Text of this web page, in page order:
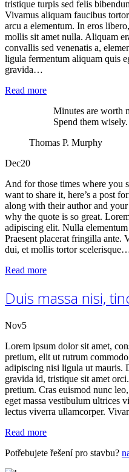
tristique turpis sed felis
Vivamus aliquam faucibus
arcu a elementum. In eros
mollis sit amet nulla. Aliquam
convallis sed venenatis a,
ligula fermentum aliquam quis
gravida…
Read more
Minutes are worth
Spend them wisely.
Thomas P. Murphy
Dec20
And for those times where you
want to share it, here’s a post
along with their author and
why the quote is so great.
adipiscing elit. Nulla
Praesent placerat fringilla ante.
dui, et mollis tortor
Read more
Duis massa nisi,
Nov5
Lorem ipsum dolor sit amet,
pretium, elit ut rutrum
adipiscing nisi ligula ut mauris.
gravida id, tristique sit amet
pretium. Cras euismod nunc
eget massa vestibulum ultrices
lectus viverra ullamcorper.
Read more
Potřebujete řešení pro stavbu?